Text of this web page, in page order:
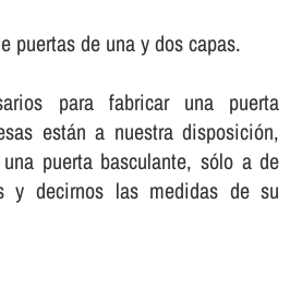
puertas de una y dos capas.
para fabricar una puerta
están a nuestra disposición,
puerta basculante, sólo a de
y decirnos las medidas de su